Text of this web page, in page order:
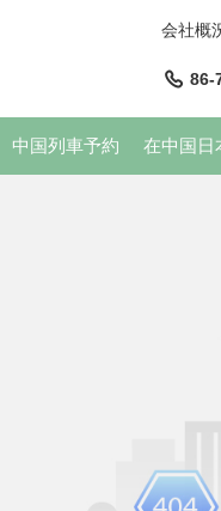
会社概
86-
中国列車予約 在中国日